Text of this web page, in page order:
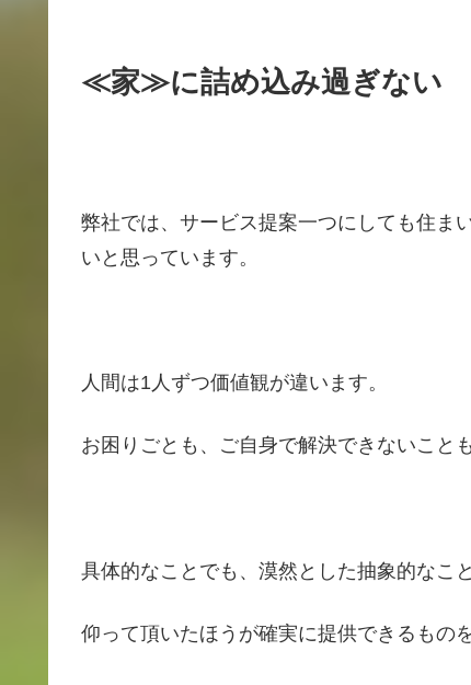
≪家≫に詰め込み過ぎない
弊社では、サービス提案一つにしても住ま
いと思っています。
人間は1人ずつ価値観が違います。
お困りごとも、ご自身で解決できないこと
具体的なことでも、漠然とした抽象的なこ
仰って頂いたほうが確実に提供できるもの